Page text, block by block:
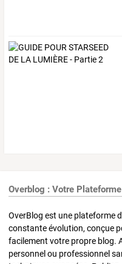
Overblog : Votre
OverBlog est une plateforme
constante évolution, conçue
facilement votre propre blog.
personnel ou professionnel